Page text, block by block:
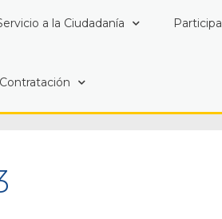
a la Ciudadanía Participa
Contratación